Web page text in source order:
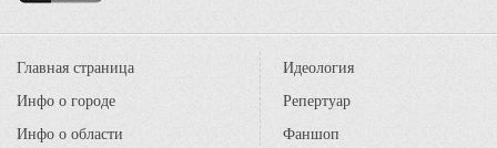
Главная страница
Инфо о городе
Инфо о области
Идеология
Репертуар
Фаншоп